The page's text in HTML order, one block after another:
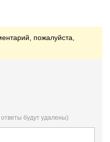
пожалуйста,
будут удалены)